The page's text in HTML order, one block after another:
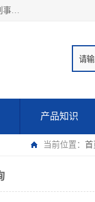
广东鹏合律师事务所主要业务范围：法律顾问、刑事案件、劳动争议；主要业务有：机关、事业单位、私人常年法律顾问；刑事案件辩护、案件代理、犯罪辩护、取保候审等法律事务；以及劳动合同、工伤、工资、辞退、开除等劳动法律事务；多年来，欧辉律师团队一直秉承“以信为本，以法为业”的执业理念，用自己的专业所长为当事人提供优质法律服务，深得当事人的一致好评及信赖。
产品知识
当前位置： 首